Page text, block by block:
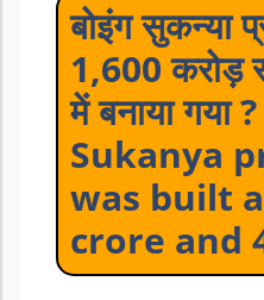
बोइंग सुकन्या
1,600 करोड़
में बनाया गया
Sukanya
was built
crore and